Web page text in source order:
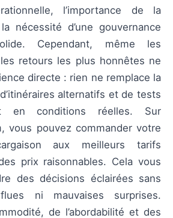
l’importance de la
nécessité d’une gouvernance
Cependant, même les
retours les plus honnêtes ne
directe : rien ne remplace la
alternatifs et de tests
en conditions réelles. Sur
vous pouvez commander votre
aux meilleurs tarifs
prix raisonnables. Cela vous
des décisions éclairées sans
ni mauvaises surprises.
de l’abordabilité et des